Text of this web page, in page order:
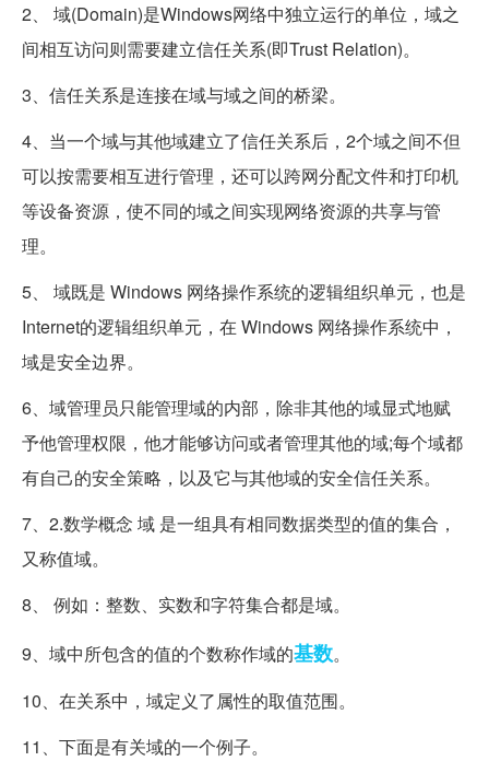
2、 域(Domain)是Windows网络中独立运行的单位，域之
间相互访问则需要建立信任关系(即Trust Relation)。
3、信任关系是连接在域与域之间的桥梁。
4、当一个域与其他域建立了信任关系后，2个域之间不但
可以按需要相互进行管理，还可以跨网分配文件和打印机
等设备资源，使不同的域之间实现网络资源的共享与管
理。
5、 域既是 Windows 网络操作系统的逻辑组织单元，也是
Internet的逻辑组织单元，在 Windows 网络操作系统中，
域是安全边界。
6、域管理员只能管理域的内部，除非其他的域显式地赋
予他管理权限，他才能够访问或者管理其他的域;每个域都
有自己的安全策略，以及它与其他域的安全信任关系。
7、2.数学概念 域 是一组具有相同数据类型的值的集合，
又称值域。
8、 例如：整数、实数和字符集合都是域。
9、域中所包含的值的个数称作域的基数。
10、在关系中，域定义了属性的取值范围。
11、下面是有关域的一个例子。